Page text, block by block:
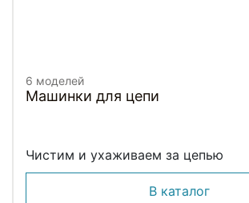
6 моделей
Машинки для цепи
Чистим и ухаживаем за цепью
В каталог